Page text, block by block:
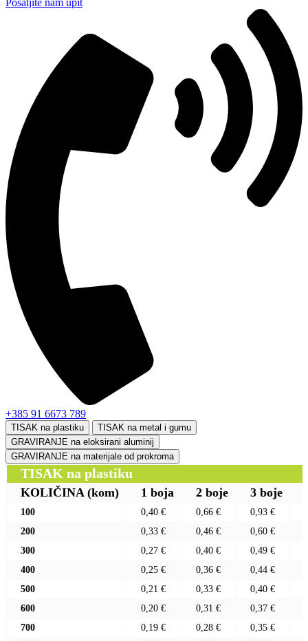
Pošaljite nam upit
+385 91 6673 789
TISAK na plastiku
TISAK na metal i gumu
GRAVIRANJE na eloksirani aluminij
GRAVIRANJE na materijale od prokroma
TISAK na plastiku
KOLIČINA (kom) 1 boja 2 boje 3 boje
100 0,40 € 0,66 € 0,93 €
200
0,33 € 0,46 € 0,60 €
300
0,27 € 0,40 € 0,49 €
400
0,25 € 0,36 € 0,44 €
500
0,21 € 0,33 € 0,40 €
600
0,20 € 0,31 € 0,37 €
700
0,19 € 0,28 € 0,35 €